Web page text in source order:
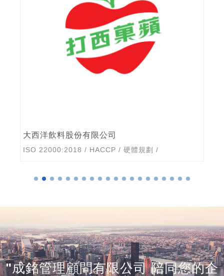
大西洋飲料股份有限公司
ISO 22000:2018 / HACCP / 硬體規劃 /
"成銘管理顧問有限公司 陪同您的企